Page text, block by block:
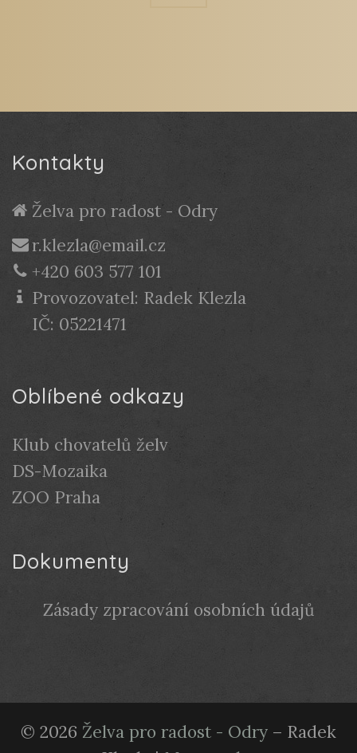
Kontakty
Želva pro radost - Odry
r.klezla@email.cz
+420 603 577 101
Provozovatel: Radek Klezla
IČ: 05221471
Oblíbené odkazy
Klub chovatelů želv
DS-Mozaika
ZOO Praha
Dokumenty
Zásady zpracování osobních údajů
© 2026 Želva pro radost - Odry – Radek